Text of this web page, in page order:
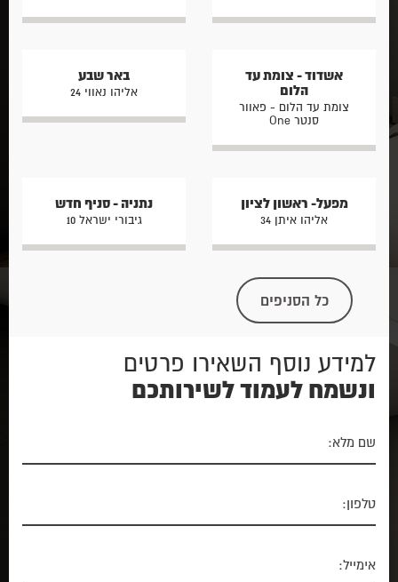
אשדוד - צומת עד
הלום
צומת עד הלום - פאוור
סנטר One
באר שבע
אליהו נאווי 24
מפעל- ראשון לציון
אליהו איתן 34
נתניה - סניף חדש
גיבורי ישראל 10
כל הסניפים
למידע נוסף השאירו פרטים
ונשמח לעמוד לשירותכם